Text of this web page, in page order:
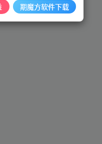
期魔方软件下载